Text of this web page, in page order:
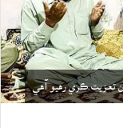
تعزيت ڪري رهيو آهي